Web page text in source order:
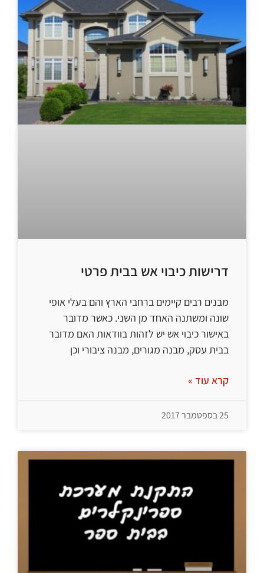
דרישות כיבוי אש בבית פרטי
מבנים רבים קיימים ברחבי הארץ והם בעלי אופי
שונה ומשתנה האחד מן השני. כאשר מדובר
באישור כיבוי אש יש לזהות בוודאות האם מדובר
בבית עסק, מבנה מגורים, מבנה ציבורי וכן
קרא עוד »
25 בספטמבר 2017